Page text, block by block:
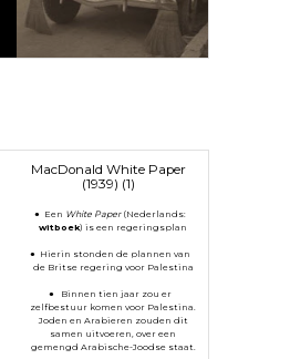
MacDonald White Paper
(1939) (1)
Een White Paper(Nederlands:
witboek) is een regeringsplan
Hierin stonden de plannen van
de Britse regering voor Palestina
Binnen tien jaar zou er
zelfbestuur komen voor Palestina.
Joden en Arabieren zouden dit
samen uitvoeren, over een
gemengd Arabische-Joodse staat.